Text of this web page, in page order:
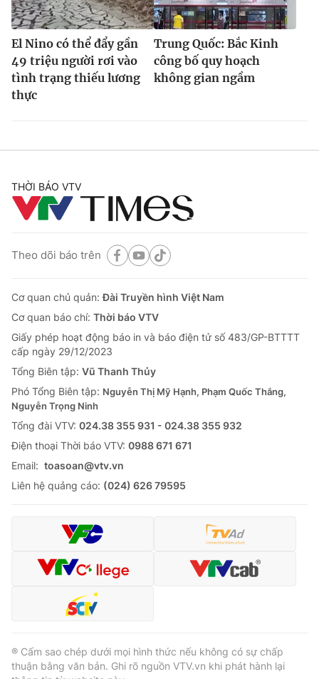
El Nino có thể đẩy gần
49 triệu người rơi vào
tình trạng thiếu lương
thực
Trung Quốc: Bắc Kinh
công bố quy hoạch
không gian ngầm
THỜI BÁO VTV
Theo dõi báo trên
Cơ quan chủ quản:Đài Truyền hình Việt Nam
Cơ quan báo chí: Thời báo VTV
Giấy phép hoạt động báo in và báo điện tử số 483/GP-BTTTT
cấp ngày 29/12/2023
Tổng Biên tập: Vũ Thanh Thủy
Phó Tổng Biên tập: Nguyễn Thị Mỹ Hạnh, Phạm Quốc Thắng,
Nguyễn Trọng Ninh
Tổng đài VTV: 024.38 355 931 - 024.38 355 932
Ðiện thoại Thời báo VTV: 0988 671 671
Email: toasoan@vtv.vn
Liên hệ quảng cáo: (024) 626 79595
® Cấm sao chép dưới mọi hình thức nếu không có sự chấp
thuận bằng văn bản. Ghi rõ nguồn VTV.vn khi phát hành lại